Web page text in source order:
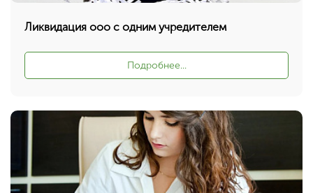
Ликвидация ооо с одним учредителем
Подробнее...